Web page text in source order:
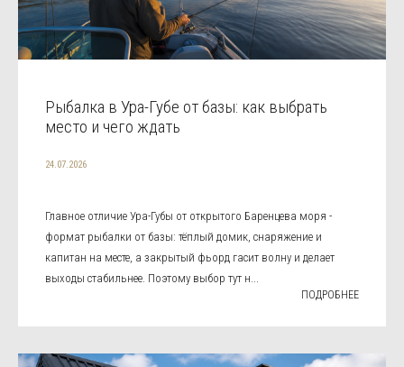
Рыбалка в Ура-Губе от базы: как выбрать
место и чего ждать
24.07.2026
Главное отличие Ура-Губы от открытого Баренцева моря -
формат рыбалки от базы: тёплый домик, снаряжение и
капитан на месте, а закрытый фьорд гасит волну и делает
выходы стабильнее. Поэтому выбор тут н...
ПОДРОБНЕЕ